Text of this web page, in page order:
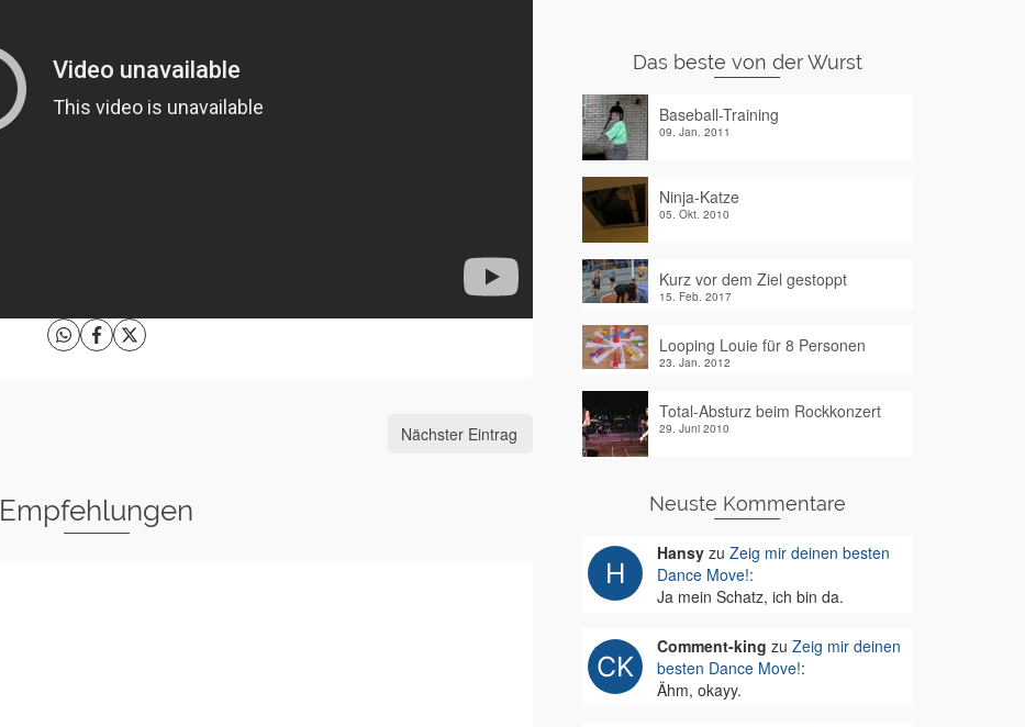
Nächster Eintrag
Empfehlungen
Das beste von der Wurst
Baseball-Training
09. Jan. 2011
Ninja-Katze
05. Okt. 2010
Kurz vor dem Ziel gestoppt
15. Feb. 2017
Looping Louie für 8 Personen
23. Jan. 2012
Total-Absturz beim Rockkonzert
29. Juni 2010
Neuste Kommentare
Hansyzu Zeig mir deinen besten
Dance Move!:
Ja mein Schatz, ich bin da.
Comment-king zu Zeig mir deinen
besten Dance Move!:
Ähm, okayy.